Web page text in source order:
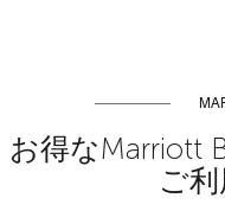
お得なMarriott
ご